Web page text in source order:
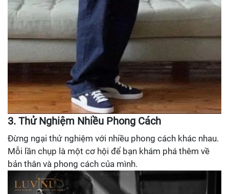
3. Thử Nghiệm Nhiều Phong Cách
Đừng ngại thử nghiệm với nhiều phong cách khác nhau.
Mỗi lần chụp là một cơ hội để bạn khám phá thêm về
bản thân và phong cách của mình.